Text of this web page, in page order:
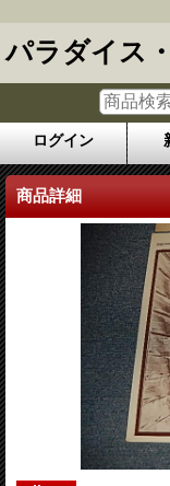
パラダイス
ログイン
商品詳細